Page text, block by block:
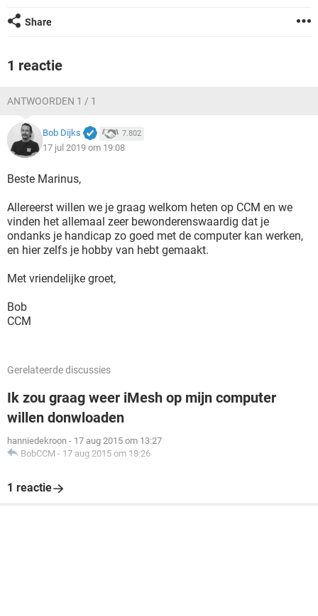
Share
1 reactie
ANTWOORDEN 1 / 1
Bob Dijks 7.802
17 jul 2019 om 19:08
Beste Marinus,
Allereerst willen we je graag welkom heten op CCM en we
vinden het allemaal zeer bewonderenswaardig dat je
ondanks je handicap zo goed met de computer kan werken,
en hier zelfs je hobby van hebt gemaakt.
Met vriendelijke groet,
Bob
CCM
Gerelateerde discussies
Ik zou graag weer iMesh op mijn computer
willen donwloaden
hanniedekroon - 17 aug 2015 om 13:27
BobCCM - 17 aug 2015 om 18:26
1 reactie